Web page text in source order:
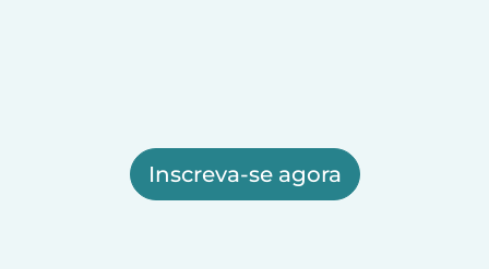
Inscreva-se agora